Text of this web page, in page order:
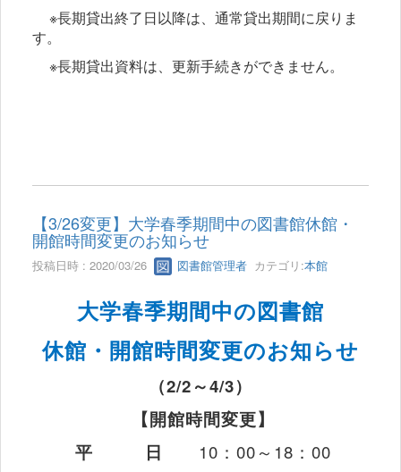
※長期貸出終了日以降は、通常貸出期間に戻りま
す。
※長期貸出資料は、更新手続きができません。
【3/26変更】大学春季期間中の図書館休館・
開館時間変更のお知らせ
投稿日時 : 2020/03/26 図書館管理者 カテゴリ:本館
大学春季期間中の図書館
休館・開館時間変更のお知らせ
（2/2～4/3）
【開館時間変更】
平
日 10 ： 00～ 18 ： 00